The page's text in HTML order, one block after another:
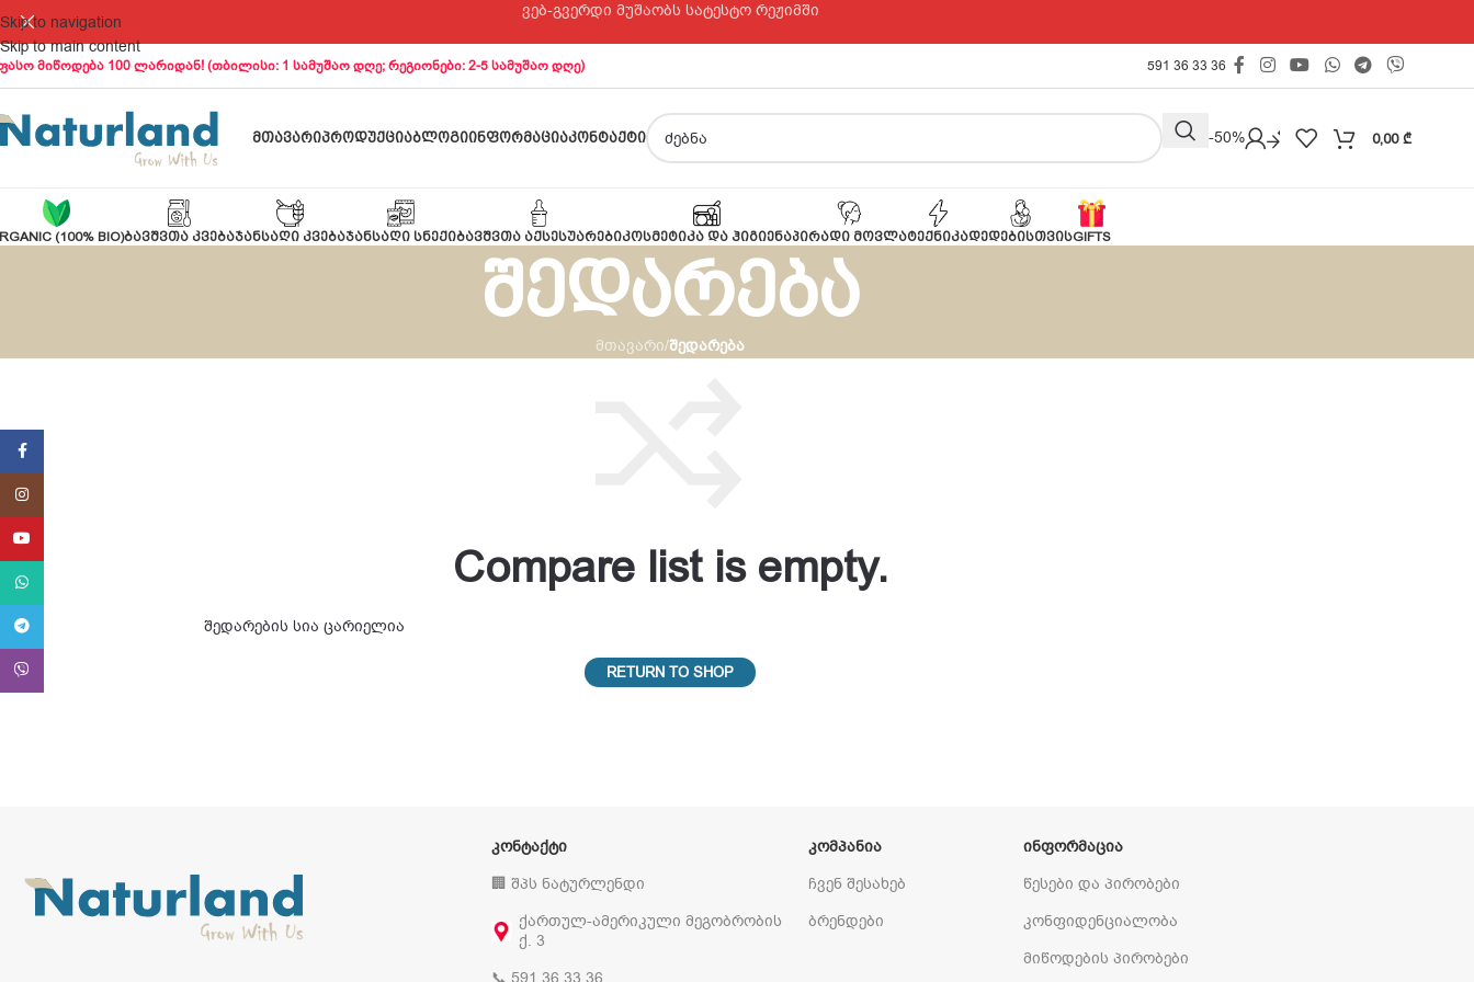
Skip to navigation
Skip to main content
ვებ-გვერდი მუშაობს სატესტო რეჟიმში
მიწოდება 100 ლარიდან! (თბილისი: 1 სამუშაო დღე; რეგიონები: 2-5 სამუშაო დღე) 591 36 33 36
ᲛᲗᲐᲕᲐᲠᲘᲞᲠᲝᲓᲣᲥᲪᲘᲐᲑᲚᲝᲒᲘᲘᲜᲤᲝᲠᲛᲐᲪᲘᲐᲙᲝᲜᲢᲐᲥᲢᲘ Outlet -50% 0,00 ₾
(100% BIO)ᲑᲐᲕᲨᲕᲗᲐ ᲙᲕᲔᲑᲐᲯᲐᲜᲡᲐᲦᲘ ᲙᲕᲔᲑᲐᲯᲐᲜᲡᲐᲦᲘ ᲡᲜᲔᲥᲘᲑᲐᲕᲨᲕᲗᲐ ᲐᲥᲡᲔᲡᲣᲐᲠᲔᲑᲘᲙᲝᲡᲛᲔᲢᲘᲙᲐ ᲓᲐ ᲰᲘᲒᲘᲔᲜᲐᲞᲘᲠᲐᲓᲘ ᲛᲝᲕᲚᲐᲢᲔᲥᲜᲘᲙᲐᲓᲔᲓᲔᲑᲘᲡᲗᲕᲘᲡGIFTS
შედარება
მთავარი/შედარება
Compare list is empty.
შედარების სია ცარიელია
RETURN TO SHOP
ᲙᲝᲜᲢᲐᲥᲢᲘ
🏢 შპს ნატურლენდი
ქართულ-ამერიკული მეგობრობის
ქ. 3
ᲙᲝᲛᲞᲐᲜᲘᲐ
ჩვენ შესახებ
ბრენდები
ᲘᲜᲤᲝᲠᲛᲐᲪᲘᲐ
წესები და პირობები
კონფიდენციალობა
მიწოდების პირობები